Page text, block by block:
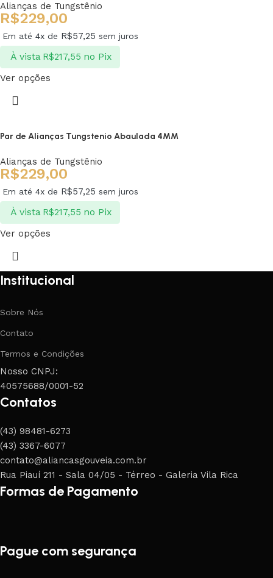
Alianças de Tungstênio
R$229,00
Em até 4x de R$57,25 sem juros
À vista R$217,55 no Pix
Ver opções
Par de Alianças Tungstenio Abaulada 4MM
Alianças de Tungstênio
R$229,00
Em até 4x de R$57,25 sem juros
À vista R$217,55 no Pix
Ver opções
Institucional
Sobre Nós
Contato
Termos e Condições
Nosso CNPJ:
40575688/0001-52
Contatos
(43) 98481-6273
(43) 3367-6077
contato@aliancasgouveia.com.br
Rua Piauí 211 - Sala 04/05 - Térreo - Galeria Vila Rica
Formas de Pagamento
Pague com segurança